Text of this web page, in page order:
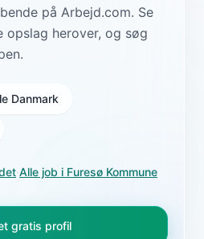
på Arbejd.com. Se
opslag herover, og søg
Danmark
·Alle job i Furesø Kommune
gratis profil